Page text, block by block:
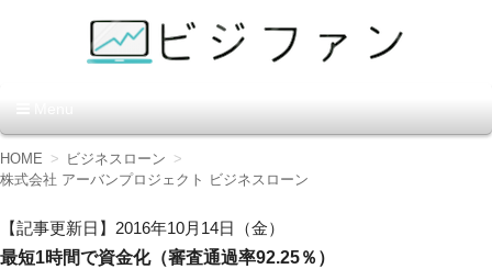
ン】
コ
ン
ン
ツ
へ
HOME
ビジネスローン
株式会社 アーバンプロジェクト ビジネスローン
【記事更新日】2016年10月14日（金）
最短1時間で資金化（審査通過率92.25％）